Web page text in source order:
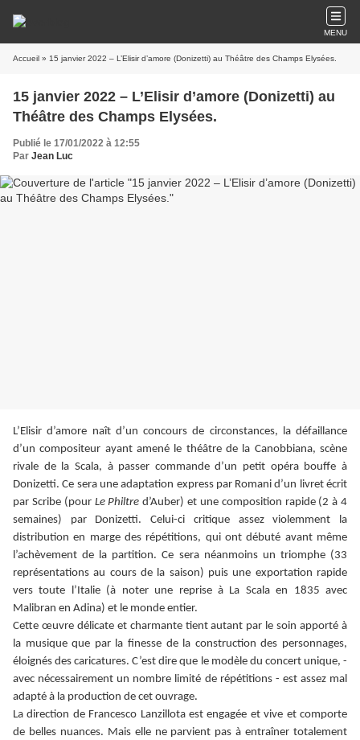
MENU
Accueil » 15 janvier 2022 – L’Elisir d’amore (Donizetti) au Théâtre des Champs Elysées.
15 janvier 2022 – L’Elisir d’amore (Donizetti) au
Théâtre des Champs Elysées.
Publié le 17/01/2022 à 12:55
Par Jean Luc
L’Elisir d’amore naît d’un concours de circonstances, la défaillance
d’un compositeur ayant amené le théâtre de la Canobbiana, scène
rivale de la Scala, à passer commande d’un petit opéra bouffe à
Donizetti. Ce sera une adaptation express par Romani d’un livret écrit
par Scribe (pour Le Philtre d’Auber) et une composition rapide (2 à 4
semaines) par Donizetti. Celui-ci critique assez violemment la
distribution en marge des répétitions, qui ont débuté avant même
l’achèvement de la partition. Ce sera néanmoins un triomphe (33
représentations au cours de la saison) puis une exportation rapide
vers toute l’Italie (à noter une reprise à La Scala en 1835 avec
Malibran en Adina) et le monde entier.
Cette œuvre délicate et charmante tient autant par le soin apporté à
la musique que par la finesse de la construction des personnages,
éloignés des caricatures. C’est dire que le modèle du concert unique, -
avec nécessairement un nombre limité de répétitions - est assez mal
adapté à la production de cet ouvrage.
La direction de Francesco Lanzillota est engagée et vive et comporte
de belles nuances. Mais elle ne parvient pas à entraîner totalement